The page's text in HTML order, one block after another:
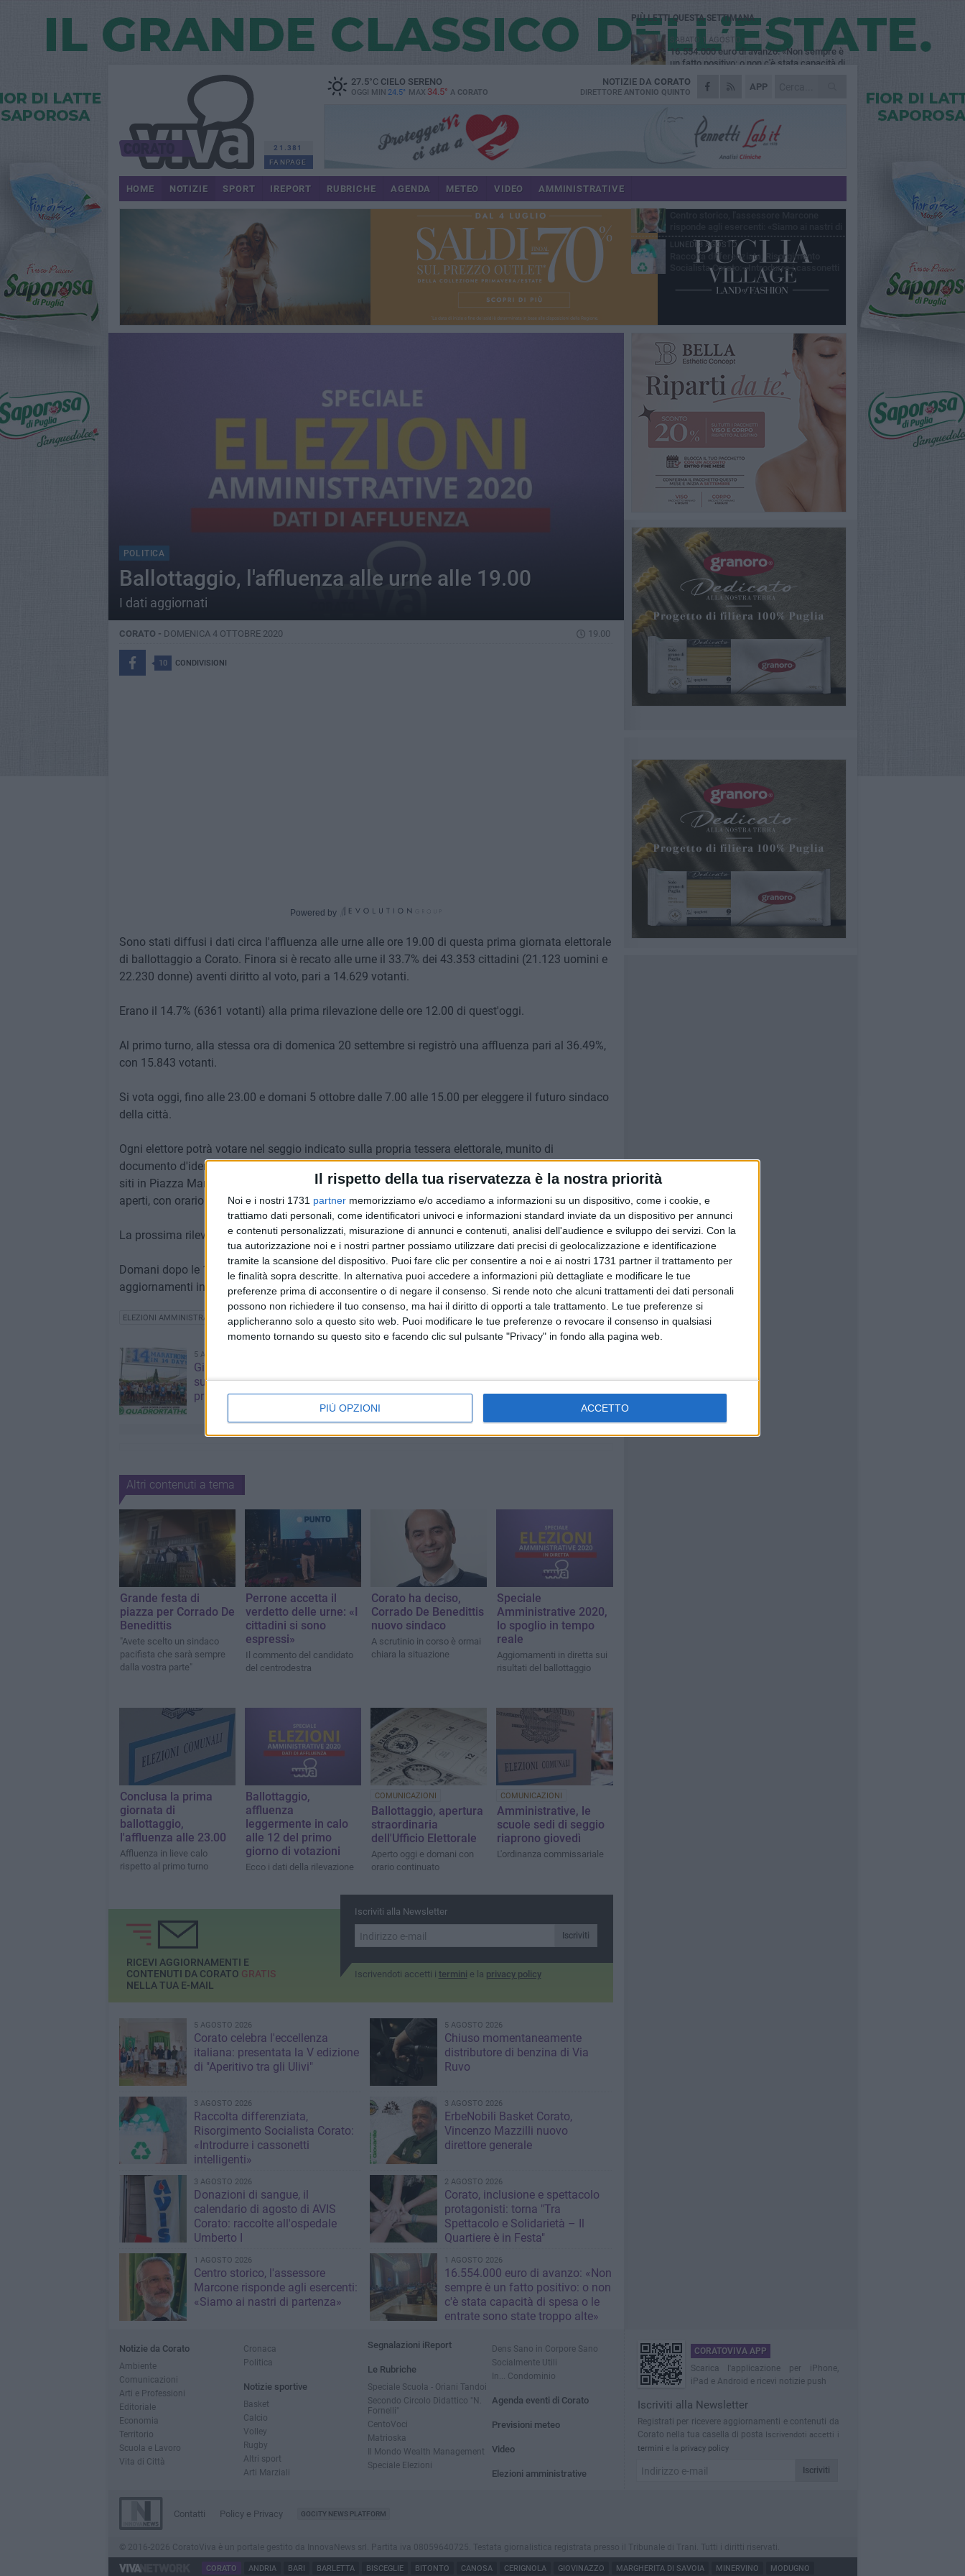
Il rispetto della tua riservatezza è la nostra priorità
Noi e i nostri 1731 partner memorizziamo e/o accediamo a informazioni su un dispositivo, come i cookie, e
trattiamo dati personali, come identificatori univoci e informazioni standard inviate da un dispositivo per annunci
e contenuti personalizzati, misurazione di annunci e contenuti, analisi dell'audience e sviluppo dei servizi. Con la
tua autorizzazione noi e i nostri partner possiamo utilizzare dati precisi di geolocalizzazione e identificazione
tramite la scansione del dispositivo. Puoi fare clic per consentire a noi e ai nostri 1731 partner il trattamento per
le finalità sopra descritte. In alternativa puoi accedere a informazioni più dettagliate e modificare le tue
preferenze prima di acconsentire o di negare il consenso. Si rende noto che alcuni trattamenti dei dati personali
possono non richiedere il tuo consenso, ma hai il diritto di opporti a tale trattamento. Le tue preferenze si
applicheranno solo a questo sito web. Puoi modificare le tue preferenze o revocare il consenso in qualsiasi
momento tornando su questo sito e facendo clic sul pulsante "Privacy" in fondo alla pagina web.
PIÙ OPZIONI ACCETTO
21.381
FANPAGE
27.5°CCIELO SERENO
OGGI MIN 24.5° MAX 34.5° A CORATO
APP
NOTIZIE DA CORATO
DIRETTORE ANTONIO QUINTO
HOME NOTIZIE SPORT IREPORT RUBRICHE AGENDA METEO VIDEO AMMINISTRATIVE
POLITICA
Ballottaggio, l'affluenza alle urne alle 19.00
I dati aggiornati
CORATO - DOMENICA 4 OTTOBRE 2020 19.00
10 CONDIVISIONI
Powered by
Sono stati diffusi i dati circa l'affluenza alle urne alle ore 19.00 di questa prima giornata elettorale
di ballottaggio a Corato. Finora si è recato alle urne il 33.7% dei 43.353 cittadini (21.123 uomini e
22.230 donne) aventi diritto al voto, pari a 14.629 votanti.
Erano il 14.7% (6361 votanti) alla prima rilevazione delle ore 12.00 di quest'oggi.
Al primo turno, alla stessa ora di domenica 20 settembre si registrò una affluenza pari al 36.49%,
con 15.843 votanti.
Si vota oggi, fino alle 23.00 e domani 5 ottobre dalle 7.00 alle 15.00 per eleggere il futuro sindaco
della città.
Ogni elettore potrà votare nel seggio indicato sulla propria tessera elettorale, munito di
documento d'identità. In caso si necessiti di duplicato di tessera elettorale, gli uffici Demografici
siti in Piazza Marconi (c/o Palazzo di Città) e via Gravina (c/o Comando Vigili Urbani) saranno
aperti, con orario continuato, negli orari di apertura dei seggi.
La prossima rilevazione sulle affluenze è prevista per le 23.00.
Domani dopo le 15.00 si conoscerà il dato definitivo dei votanti e inizierà lo spoglio con
aggiornamenti in diretta su CoratoViva.
ELEZIONI AMMINISTRATIVE 2020
5 AGOSTO 2026
Giuseppe Mangione porta Corato
sul podio della Quadrortathon:
primo nella categoria M65
casa fingendosi parenti, ma
vengono scoperti dalle
Altri contenuti a tema
Grande festa di
piazza per Corrado De
Benedittis
"Avete scelto un sindaco
pacifista che sarà sempre
dalla vostra parte"
Perrone accetta il
verdetto delle urne: «I
cittadini si sono
espressi»
Il commento del candidato
del centrodestra
Corato ha deciso,
Corrado De Benedittis
nuovo sindaco
A scrutinio in corso è ormai
chiara la situazione
Speciale
Amministrative 2020,
lo spoglio in tempo
reale
Aggiornamenti in diretta sui
risultati del ballottaggio
Conclusa la prima
giornata di
ballottaggio,
l'affluenza alle 23.00
Affluenza in lieve calo
rispetto al primo turno
Ballottaggio,
affluenza
leggermente in calo
alle 12 del primo
giorno di votazioni
Ecco i dati della rilevazione
COMUNICAZIONI
Ballottaggio, apertura
straordinaria
dell'Ufficio Elettorale
Aperto oggi e domani con
orario continuato
COMUNICAZIONI
Amministrative, le
scuole sedi di seggio
riaprono giovedì
L'ordinanza commissariale
Iscriviti alla Newsletter
Iscriviti
Iscrivendoti accetti i termini e la privacy policy
RICEVI AGGIORNAMENTI E
CONTENUTI DA CORATO GRATIS
NELLA TUA E-MAIL
5 AGOSTO 2026
Corato celebra l'eccellenza
italiana: presentata la V edizione
di "Aperitivo tra gli Ulivi"
5 AGOSTO 2026
Chiuso momentaneamente
distributore di benzina di Via
Ruvo
3 AGOSTO 2026
Raccolta differenziata,
Risorgimento Socialista Corato:
«Introdurre i cassonetti
intelligenti»
3 AGOSTO 2026
ErbeNobili Basket Corato,
Vincenzo Mazzilli nuovo
direttore generale
3 AGOSTO 2026
Donazioni di sangue, il
calendario di agosto di AVIS
Corato: raccolte all'ospedale
Umberto I
2 AGOSTO 2026
Corato, inclusione e spettacolo
protagonisti: torna "Tra
Spettacolo e Solidarietà – Il
Quartiere è in Festa"
1 AGOSTO 2026
Centro storico, l'assessore
Marcone risponde agli esercenti:
«Siamo ai nastri di partenza»
1 AGOSTO 2026
16.554.000 euro di avanzo: «Non
sempre è un fatto positivo: o non
c'è stata capacità di spesa o le
entrate sono state troppo alte»
PIÙ LETTI QUESTA SETTIMANA
SABATO 1 AGOSTO
16.554.000 euro di avanzo: «Non sempre è
un fatto positivo: o non c'è stata capacità di
VENERDÌ 31 LUGLIO
Via Dante, aiuole nel degrado: tra incuria
VENERDÌ 31 LUGLIO
Corato, le attività chiedono di accelerare
sul calendario estivo: «Gli eventi generano
presenze, consumi e nuove opportunità»
MERCOLEDÌ 5 AGOSTO
Chiuso momentaneamente distributore di
SABATO 1 AGOSTO
partenza»
LUNEDÌ 3 AGOSTO
Raccolta differenziata, Risorgimento
Socialista Corato: «Introdurre i cassonetti
Notizie da Corato
Ambiente
Comunicazioni
Arti e Professioni
Editoriale
Economia
Territorio
Scuola e Lavoro
Vita di Città
Cronaca
Politica
Notizie sportive
Basket
Calcio
Volley
Rugby
Altri sport
Arti Marziali
Segnalazioni iReport
Le Rubriche
Speciale Scuola - Oriani Tandoi
Secondo Circolo Didattico "N.
Fornelli"
CentoVoci
Matrioska
Il Mondo Wealth Management
Speciale Elezioni
Dens Sano in Corpore Sano
Socialmente Utili
In... Condominio
Agenda eventi di Corato
Previsioni meteo
Video
Elezioni amministrative
CORATOVIVA APP
Scarica l'applicazione per iPhone,
iPad e Android e ricevi notizie push
Iscriviti alla Newsletter
Registrati per ricevere aggiornamenti e contenuti da
Corato nella tua casella di posta Iscrivendoti accetti i
termini e la privacy policy
Iscriviti
Contatti Policy e Privacy GOCITY NEWS PLATFORM
© 2016-2026 CoratoViva è un portale gestito da InnovaNews srl. Partita iva 08059640725. Testata giornalistica registrata presso il Tribunale di Trani. Tutti i diritti riservati.
CORATO ANDRIA BARI BARLETTA BISCEGLIE BITONTO CANOSA CERIGNOLA GIOVINAZZO MARGHERITA DI SAVOIA MINERVINO MODUGNO